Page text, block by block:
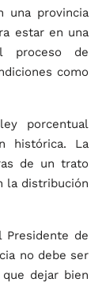
una provincia
estar en una
proceso de
como
porcentual
histórica. La
de un trato
la distribución
Presidente de
no debe ser
dejar bien